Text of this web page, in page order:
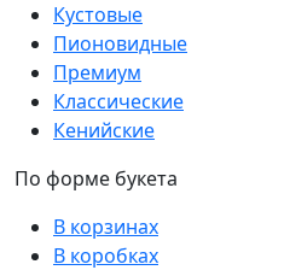
Кустовые
Пионовидные
Премиум
Классические
Кенийские
По форме букета
В корзинах
В коробках